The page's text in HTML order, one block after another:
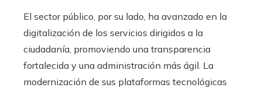
El sector público, por su lado, ha avanzado en la
digitalización de los servicios dirigidos a la
ciudadanía, promoviendo una transparencia
fortalecida y una administración más ágil. La
modernización de sus plataformas tecnológicas